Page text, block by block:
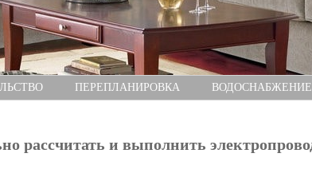
ПЕРЕПЛАНИРОВКА ВОДОСНАБЖЕНИЕ
рассчитать и выполнить